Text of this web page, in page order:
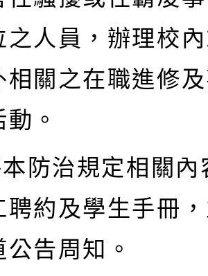
之人員，辦理校
相關之在職進修
。
防治規定相關內
聘約及學生手冊
告周知。